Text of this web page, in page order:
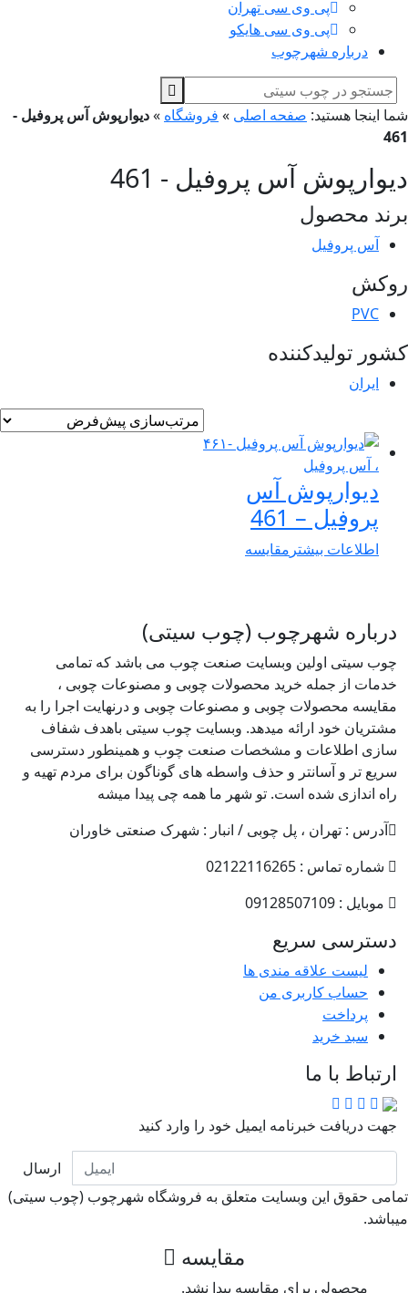
پی وی سی تهران
پی وی سی هایکو
درباره شهرچوب
اینجا هستید:صفحه اصلی» فروشگاه» دیوارپوش آس پروفیل -
آس پروفیل - 461
محصول
آس پروفیل
PVC
تولیدکننده
ایران
دیوارپوش آس
پروفیل – 461
اطلاعات بیشترمقایسه
درباره شهرچوب (چوب سیتی)
چوب سیتی اولین وبسایت صنعت چوب می باشد که تمامی
خدمات از جمله خرید محصولات چوبی و مصنوعات چوبی ،
مقایسه محصولات چوبی و مصنوعات چوبی و درنهایت اجرا را به
مشتریان خود ارائه میدهد. وبسایت چوب سیتی باهدف شفاف
سازی اطلاعات و مشخصات صنعت چوب و همینطور دسترسی
سریع تر و آسانتر و حذف واسطه های گوناگون برای مردم تهیه و
راه اندازی شده است. تو شهر ما همه چی پیدا میشه
آدرس : تهران ، پل چوبی / انبار : شهرک صنعتی خاوران
شماره تماس : 02122116265
موبایل : 09128507109
دسترسی سریع
لیست علاقه مندی ها
حساب کاربری من
پرداخت
سبد خرید
ارتباط با ما
جهت دریافت خبرنامه ایمیل خود را وارد کنید
ارسال
حقوق این وبسایت متعلق به فروشگاه شهرچوب (چوب سیتی)
مقایسه
محصولی برای مقایسه پیدا نشد.